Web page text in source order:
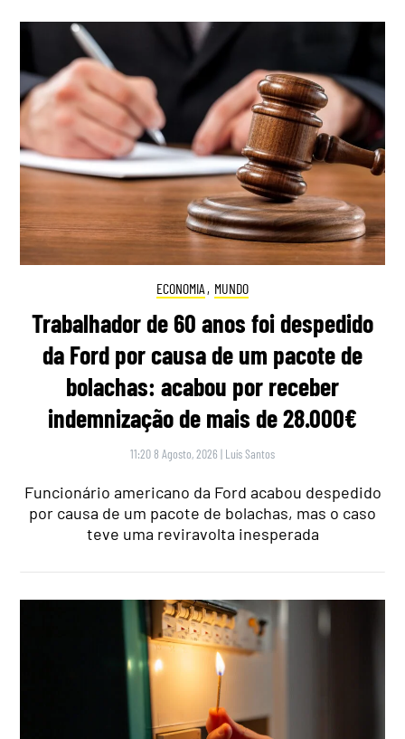
ECONOMIA , MUNDO
Trabalhador de 60 anos foi despedido
da Ford por causa de um pacote de
bolachas: acabou por receber
indemnização de mais de 28.000€
11:20 8 Agosto, 2026 | Luís Santos
Funcionário americano da Ford acabou despedido
por causa de um pacote de bolachas, mas o caso
teve uma reviravolta inesperada